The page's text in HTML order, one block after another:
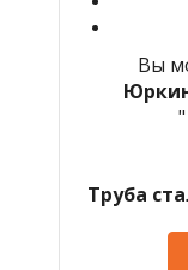
Вы
"
Труба